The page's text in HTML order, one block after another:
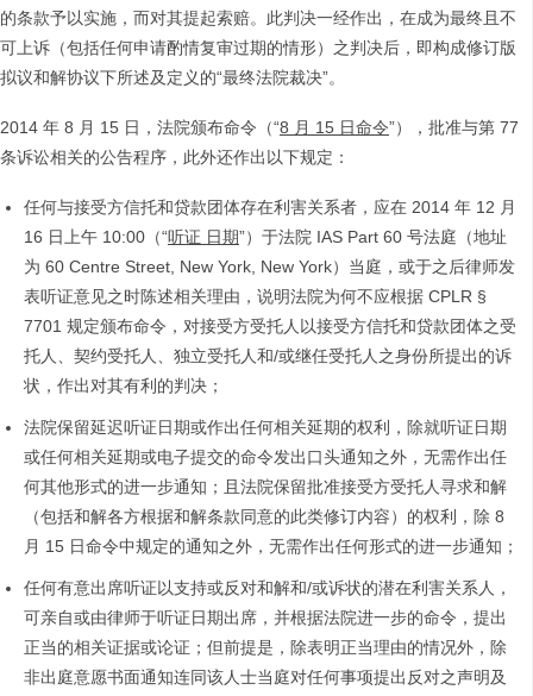
的条款予以实施，而对其提起索赔。此判决一经作出，在成为最终且不
可上诉（包括任何申请酌情复审过期的情形）之判决后，即构成修订版
拟议和解协议下所述及定义的“最终法院裁决”。
2014 年 8 月 15 日，法院颁布命令（“8 月 15 日命令”），批准与第 77
条诉讼相关的公告程序，此外还作出以下规定：
任何与接受方信托和贷款团体存在利害关系者，应在 2014 年 12 月
16 日上午 10:00（“听证 日期”）于法院 IAS Part 60 号法庭（地址
为 60 Centre Street, New York, New York）当庭，或于之后律师发
表听证意见之时陈述相关理由，说明法院为何不应根据 CPLR §
7701 规定颁布命令，对接受方受托人以接受方信托和贷款团体之受
托人、契约受托人、独立受托人和/或继任受托人之身份所提出的诉
状，作出对其有利的判决；
法院保留延迟听证日期或作出任何相关延期的权利，除就听证日期
或任何相关延期或电子提交的命令发出口头通知之外，无需作出任
何其他形式的进一步通知；且法院保留批准接受方受托人寻求和解
（包括和解各方根据和解条款同意的此类修订内容）的权利，除 8
月 15 日命令中规定的通知之外，无需作出任何形式的进一步通知；
任何有意出席听证以支持或反对和解和/或诉状的潜在利害关系人，
可亲自或由律师于听证日期出席，并根据法院进一步的命令，提出
正当的相关证据或论证；但前提是，除表明正当理由的情况外，除
非出庭意愿书面通知连同该人士当庭对任何事项提出反对之声明及